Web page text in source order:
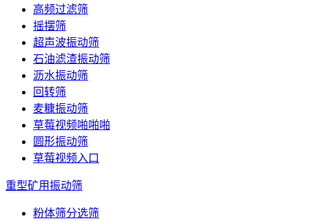
高频过滤筛
摇摆筛
超声波振动筛
石油滤渣振动筛
沥水振动筛
回转筛
麦糠振动筛
草莓视频啪啪啪
圆形振动筛
草莓视频入口
重型矿用振动筛
粉体筛分选筛